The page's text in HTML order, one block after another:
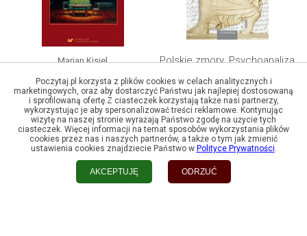
Marian Kisiel
Historia. Biografia. Literatura.
Studia i szkice...
Polskie zmory. Psychoanaliza
Sprawdź swoje zamówienie
Koszyk
Poczytaj.pl korzysta z plików cookies w celach analitycznych i
marketingowych, oraz aby dostarczyć Państwu jak najlepiej dostosowaną
i sprofilowaną ofertę.Z ciasteczek korzystają także nasi partnerzy,
wykorzystując je aby spersonalizować treści reklamowe. Kontynując
wizytę na naszej stronie wyrażają Państwo zgodę na użycie tych
ciasteczek. Więcej informacji na temat sposobów wykorzystania plików
cookies przez nas i naszych partnerów, a także o tym jak zmienić
ustawienia cookies znajdziecie Państwo w Polityce Prywatności.
AKCEPTUJĘ ODRZUĆ